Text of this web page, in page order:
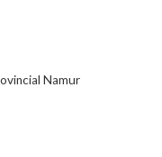
Namur